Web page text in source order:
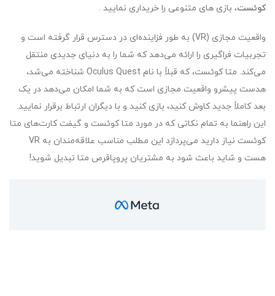
کوئست، بازی های متنوعی را خریداری نمایید .
واقعیت مجازی (VR) به طور فزاینده‌ای در دسترس قرار گرفته است و
تجربیات فراگیری را ارائه می‌دهد که شما را به دنیای جدیدی منتقل
می‌کند. متا کوئست، که قبلاً با نام Oculus Quest شناخته می‌شد،
هدست پیشرو واقعیت مجازی است که به شما امکان می‌دهد در یک
بعد کاملاً جدید کاوش کنید، بازی کنید و با دیگران ارتباط برقرار نمایید.
این راهنما به تمام نکاتی که در مورد متا کوئست و گیفت کارت‌های متا
کوئست نیاز دارید می‌پردازد این مطلب مناسب علاقه‌مندان به VR
هست و شاید باعث شود به مشتریان پروپاقرص متا تبدیل شوید!